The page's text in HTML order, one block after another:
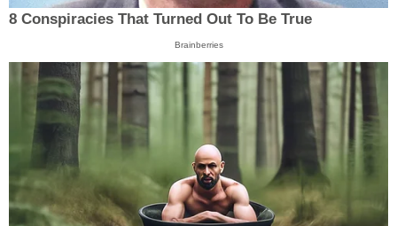
8 Conspiracies That Turned Out To Be True
Brainberries